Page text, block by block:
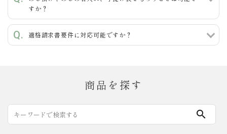
すか？
適格請求書要件に対応可能ですか？
商品を探す
search